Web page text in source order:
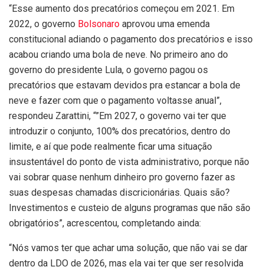
“Esse aumento dos precatórios começou em 2021. Em
2022, o governo Bolsonaro aprovou uma emenda
constitucional adiando o pagamento dos precatórios e isso
acabou criando uma bola de neve. No primeiro ano do
governo do presidente Lula, o governo pagou os
precatórios que estavam devidos pra estancar a bola de
neve e fazer com que o pagamento voltasse anual”,
respondeu Zarattini, “”Em 2027, o governo vai ter que
introduzir o conjunto, 100% dos precatórios, dentro do
limite, e aí que pode realmente ficar uma situação
insustentável do ponto de vista administrativo, porque não
vai sobrar quase nenhum dinheiro pro governo fazer as
suas despesas chamadas discricionárias. Quais são?
Investimentos e custeio de alguns programas que não são
obrigatórios”, acrescentou, completando ainda:
“Nós vamos ter que achar uma solução, que não vai se dar
dentro da LDO de 2026, mas ela vai ter que ser resolvida